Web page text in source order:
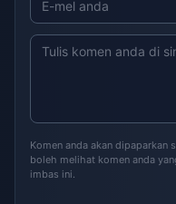
Komen anda akan dipaparkan
boleh melihat komen anda
imbas ini.